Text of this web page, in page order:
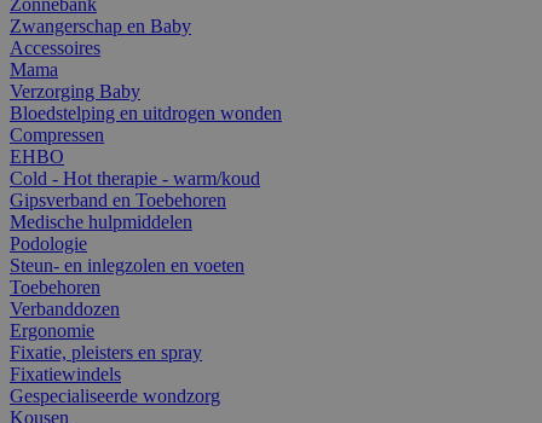
Zwangerschap en Baby
Accessoires
Mama
Verzorging Baby
Bloedstelping en uitdrogen wonden
Compressen
EHBO
Cold - Hot therapie - warm/koud
Gipsverband en Toebehoren
Medische hulpmiddelen
Podologie
Steun- en inlegzolen en voeten
Toebehoren
Verbanddozen
Ergonomie
Fixatie, pleisters en spray
Fixatiewindels
Gespecialiseerde wondzorg
Kousen